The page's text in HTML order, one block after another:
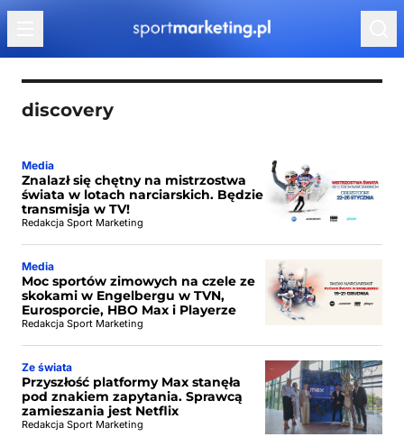
Przejdź do treści
discovery
Media
Znalazł się chętny na mistrzostwa
świata w lotach narciarskich. Będzie
transmisja w TV!
Redakcja Sport Marketing
Media
Moc sportów zimowych na czele ze
skokami w Engelbergu w TVN,
Eurosporcie, HBO Max i Playerze
Redakcja Sport Marketing
Ze świata
Przyszłość platformy Max stanęła
pod znakiem zapytania. Sprawcą
zamieszania jest Netflix
Redakcja Sport Marketing